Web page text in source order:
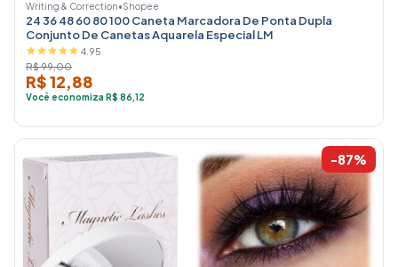
Writing & Correction•Shopee
24 36 48 60 80 100 Caneta Marcadora De Ponta Dupla
Conjunto De Canetas Aquarela Especial LM
4.95
R$ 99,00
R$ 12,88
Você economiza R$ 86,12
-87%